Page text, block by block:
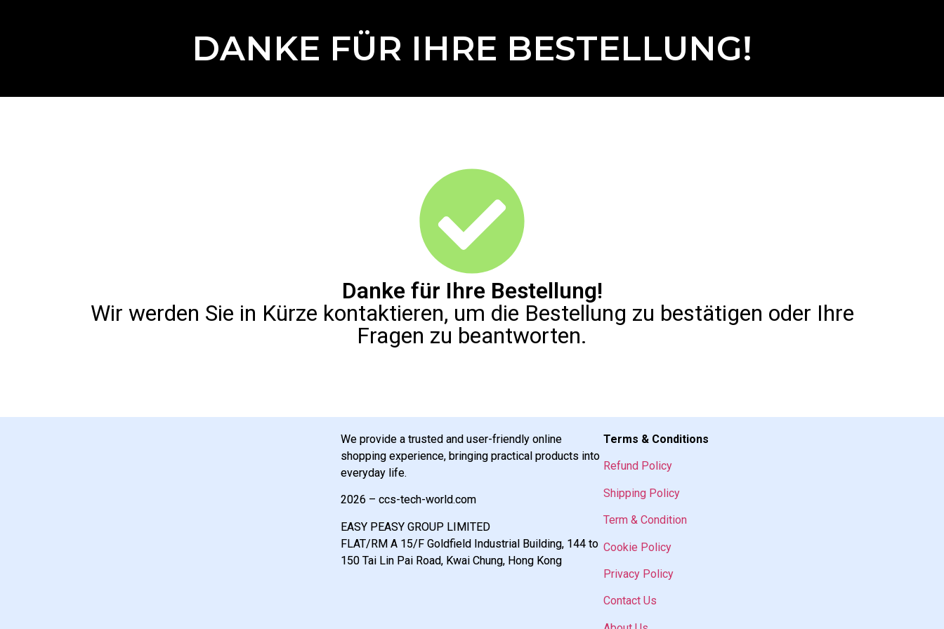
DANKE FÜR IHRE BESTELLUNG!
Danke für Ihre Bestellung!
Wir werden Sie in Kürze kontaktieren, um die Bestellung zu bestätigen oder Ihre
Fragen zu beantworten.
We provide a trusted and user-friendly online
shopping experience, bringing practical products into
everyday life.
2026 – ccs-tech-world.com
EASY PEASY GROUP LIMITED
FLAT/RM A 15/F Goldfield Industrial Building, 144 to
150 Tai Lin Pai Road, Kwai Chung, Hong Kong
Terms & Conditions
Refund Policy
Shipping Policy
Term & Condition
Cookie Policy
Privacy Policy
Contact Us